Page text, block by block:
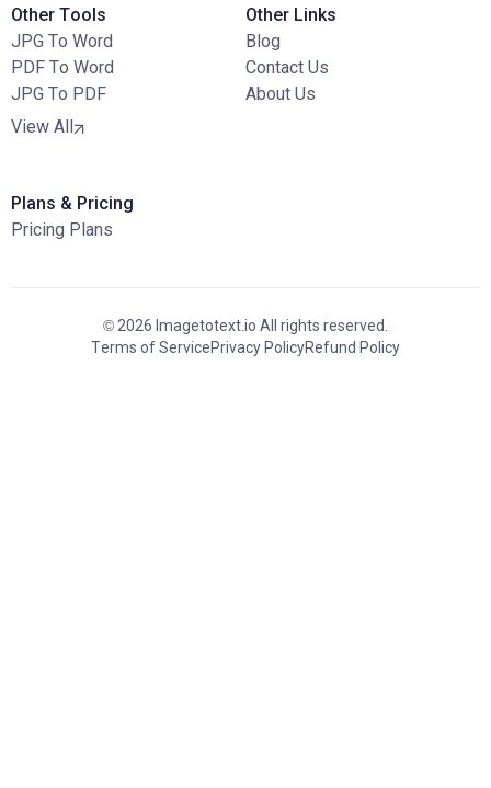
Other Tools
JPG To Word
PDF To Word
JPG To PDF
View All
Other Links
Blog
Contact Us
About Us
Plans & Pricing
Pricing Plans
© 2026 Imagetotext.io All rights reserved.
Terms of ServicePrivacy PolicyRefund Policy